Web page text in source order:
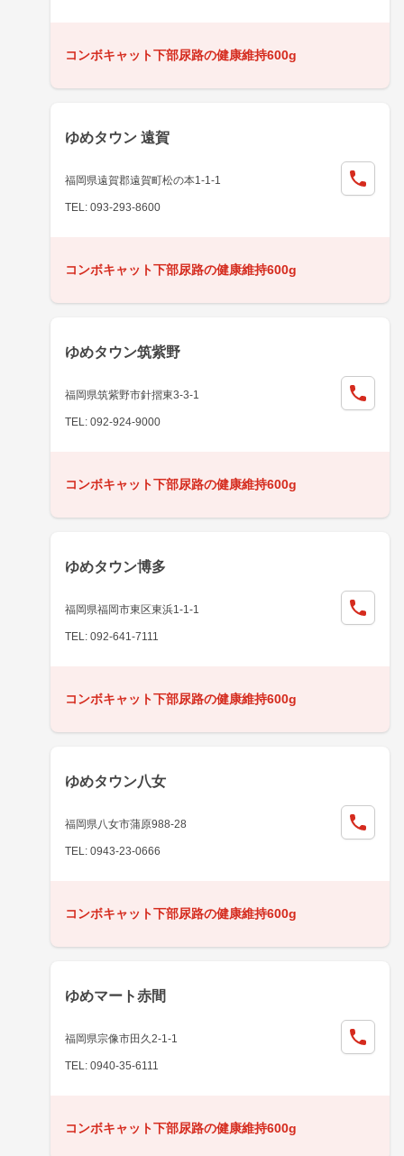
コンボキャット下部尿路の健康維持600g
ゆめタウン 遠賀
福岡県遠賀郡遠賀町松の本1-1-1
TEL: 093-293-8600
コンボキャット下部尿路の健康維持600g
ゆめタウン筑紫野
福岡県筑紫野市針摺東3-3-1
TEL: 092-924-9000
コンボキャット下部尿路の健康維持600g
ゆめタウン博多
福岡県福岡市東区東浜1-1-1
TEL: 092-641-7111
コンボキャット下部尿路の健康維持600g
ゆめタウン八女
福岡県八女市蒲原988-28
TEL: 0943-23-0666
コンボキャット下部尿路の健康維持600g
ゆめマート赤間
福岡県宗像市田久2-1-1
TEL: 0940-35-6111
コンボキャット下部尿路の健康維持600g